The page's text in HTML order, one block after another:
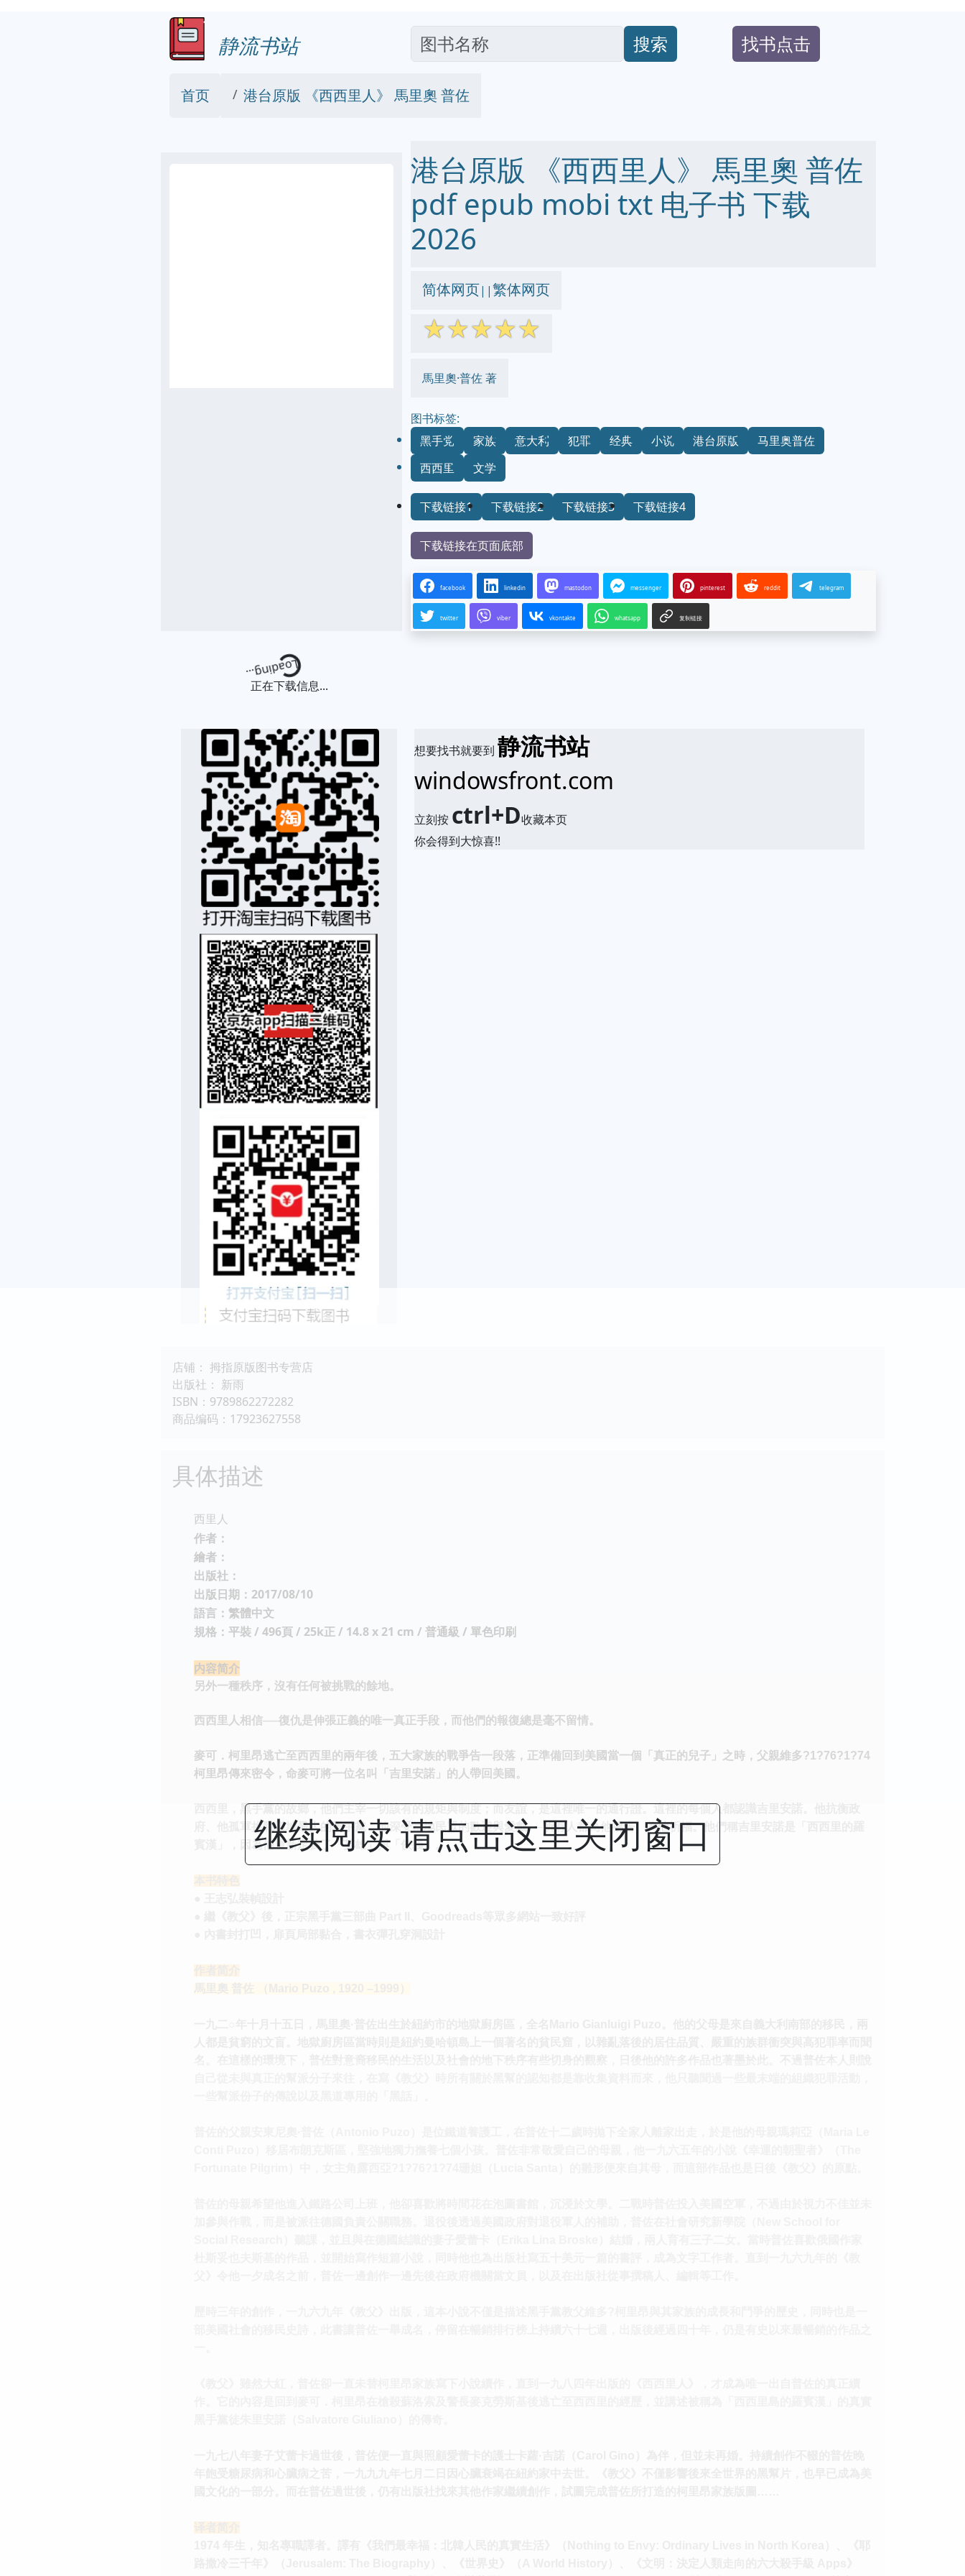
静流书站 搜索 找书点击
首页 港台原版 《西西里人》 馬里奧 普佐
港台原版 《西西里人》 馬里奧 普佐
pdf epub mobi txt 电子书 下载
2026
简体网页||繁体网页
☆☆☆☆☆
馬里奧·普佐 著
图书标签:
黑手党
家族 意大利 犯罪 经典 小说 港台原版
马里奥普佐
西西里
文学
下载链接1 下载链接2 下载链接3 下载链接4
下载链接在页面底部
facebook linkedin mastodon messenger pinterest reddit telegram
twitter viber vkontakte whatsapp 复制链接
Loading...
正在下载信息...
想要找书就要到静流书站
windowsfront.com
立刻按 ctrl+D收藏本页
你会得到大惊喜!!
店铺： 拇指原版图书专营店
出版社： 新雨
ISBN：9789862272282
商品编码：17923627558
具体描述
西里人
作者：
繪者：
出版社：
出版日期：2017/08/10
語言：繁體中文
規格：平裝 / 496頁 / 25k正 / 14.8 x 21 cm / 普通級 / 單色印刷
内容简介
另外一種秩序，沒有任何被挑戰的餘地。
西西里人相信──復仇是伸張正義的唯一真正手段，而他們的報復總是毫不留情。
麥可．柯里昂逃亡至西西里的兩年後，五大家族的戰爭告一段落，正準備回到美國當一個「真正的兒子」之時，父親維多?1?76?1?74
柯里昂傳來密令，命麥可將一位名叫「吉里安諾」的人帶回美國。
西西里，黑手黨的故鄉，他們主宰一切該有的規矩與制度；而友誼，是這裡唯一的通行證。這裡的每個人都認識吉里安諾。他抗衡政
府、他孤軍挑戰當地最大的黑手黨，他深受當地民眾的歡迎與愛戴──所有人都為他禱告、為他祈福。他們稱吉里安諾是「西西里的羅
賓漢」，因為他重新定義了「英雄」與「俠義」。
继续阅读 请点击这里关闭窗口